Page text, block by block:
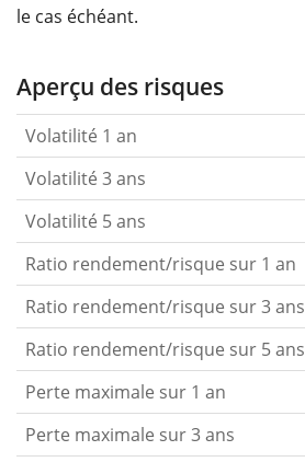
le cas échéant.
Aperçu des risques
Volatilité 1 an
Volatilité 3 ans
Volatilité 5 ans
Ratio rendement/risque sur 1 an
Ratio rendement/risque sur 3 ans
Ratio rendement/risque sur 5 ans
Perte maximale sur 1 an
Perte maximale sur 3 ans